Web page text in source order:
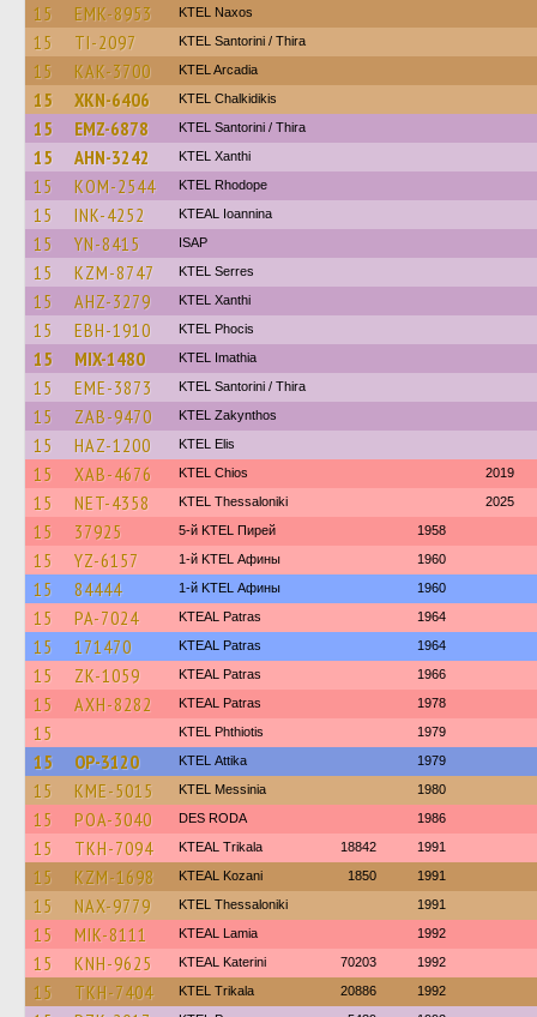
15 EMK-8953 KTEL Naxos
15 TI-2097 KTEL Santorini / Thira
15 KAK-3700 KTEL Arcadia
15 XKN-6406 ΚΤΕL Chalkidikis
15 EMZ-6878 KTEL Santorini / Thira
15 AHN-3242 KTEL Xanthi
15 KOM-2544 KTEL Rhodope
15 INK-4252 KTEAL Ioannina
15 YN-8415 ISAP
15 KZM-8747 KTEL Serres
15 AHZ-3279 KTEL Xanthi
15 EBH-1910 ΚΤΕL Phocis
15 MIX-1480 KTEL Imathia
15 EME-3873 KTEL Santorini / Thira
15 ZAB-9470 KTEL Zakynthos
15 HAZ-1200 KTEL Elis
15 XAB-4676 KTEL Chios 2019
15 NET-4358 KTEL Thessaloniki 2025
15 37925 5-й KTEL Пирей 1958
15 YZ-6157 1-й KTEL Афины 1960
15 84444 1-й KTEL Афины 1960
15 PA-7024 KTEAL Patras 1964
15 171470 KTEAL Patras 1964
15 ZK-1059 KTEAL Patras 1966
15 AXH-8282 KTEAL Patras 1978
15 ΚΤΕL Phthiotis 1979
15 OP-3120 KΤΕL Αttika 1979
15 KME-5015 KTEL Messinia 1980
15 POA-3040 DES RODA 1986
15 TKH-7094 KTEAL Trikala 18842 1991
15 KZM-1698 KTEAL Kozani 1850 1991
15 NAX-9779 KTEL Thessaloniki 1991
15 MIK-8111 KTEAL Lamia 1992
15 KNH-9625 KTEAL Katerini 70203 1992
15 TKH-7404 ΚΤΕL Τrikala 20886 1992